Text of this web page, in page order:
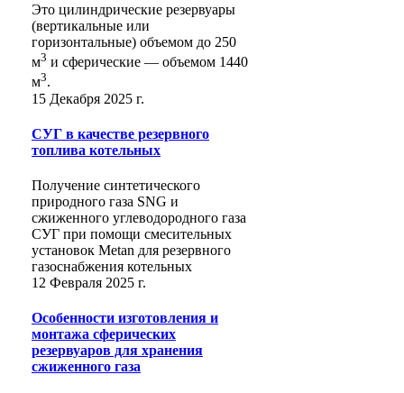
Это цилиндрические резервуары
(вертикальные или
горизонтальные) объемом до 250
м3 и сферические ― объемом 1440
м3.
15 Декабря 2025 г.
СУГ в качестве резервного
топлива котельных
Получение синтетического
природного газа SNG и
сжиженного углеводородного газа
СУГ при помощи смесительных
установок Metan для резервного
газоснабжения котельных
12 Февраля 2025 г.
Особенности изготовления и
монтажа сферических
резервуаров для хранения
сжиженного газа